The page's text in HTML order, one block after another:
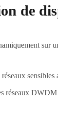
de
sur
sensibles
réseaux